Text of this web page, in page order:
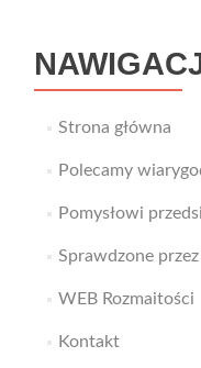
Strona główna
Polecamy
Pomysłowi
Sprawdzone przez
WEB Rozmaitości
Kontakt